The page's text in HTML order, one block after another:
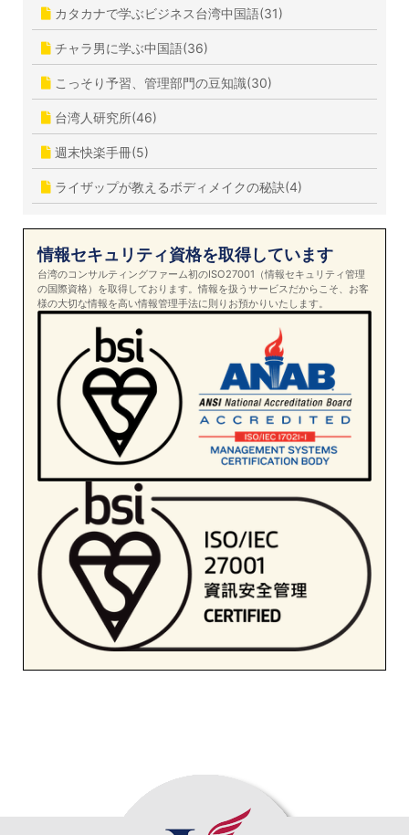
カタカナで学ぶビジネス台湾中国語(31)
チャラ男に学ぶ中国語(36)
こっそり予習、管理部門の豆知識(30)
台湾人研究所(46)
週末快楽手冊(5)
ライザップが教えるボディメイクの秘訣(4)
情報セキュリティ資格を取得しています
台湾のコンサルティングファーム初のISO27001（情報セキュリティ管理
の国際資格）を取得しております。情報を扱うサービスだからこそ、お客
様の大切な情報を高い情報管理手法に則りお預かりいたします。